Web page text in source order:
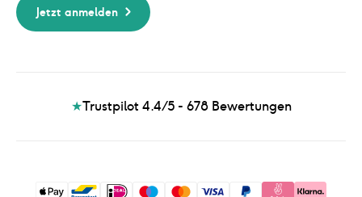
Jetzt anmelden
★Trustpilot 4.4/5 - 678 Bewertungen